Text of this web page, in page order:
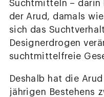
Suchtmitteln – darin
der Arud, damals
sich das
Designerdrogen
suchtmittelfreie
Deshalb hat die
jährigen Bestehens